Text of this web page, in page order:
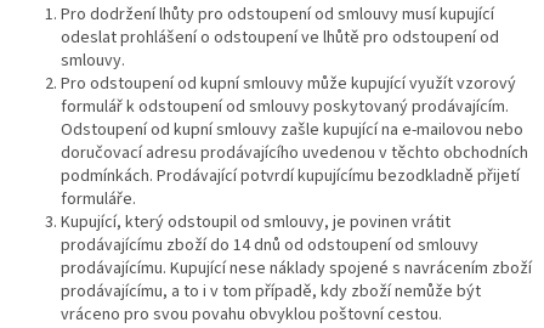
Pro dodržení lhůty pro odstoupení od smlouvy musí kupující
odeslat prohlášení o odstoupení ve lhůtě pro odstoupení od
smlouvy.
Pro odstoupení od kupní smlouvy může kupující využít vzorový
formulář k odstoupení od smlouvy poskytovaný prodávajícím.
Odstoupení od kupní smlouvy zašle kupující na e-mailovou nebo
doručovací adresu prodávajícího uvedenou v těchto obchodních
podmínkách. Prodávající potvrdí kupujícímu bezodkladně přijetí
formuláře.
Kupující, který odstoupil od smlouvy, je povinen vrátit
prodávajícímu zboží do 14 dnů od odstoupení od smlouvy
prodávajícímu. Kupující nese náklady spojené s navrácením zboží
prodávajícímu, a to i v tom případě, kdy zboží nemůže být
vráceno pro svou povahu obvyklou poštovní cestou.